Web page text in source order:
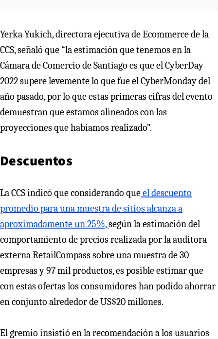
Yerka Yukich, directora ejecutiva de Ecommerce de la
CCS, señaló que “la estimación que tenemos en la
Cámara de Comercio de Santiago es que el CyberDay
2022 supere levemente lo que fue el CyberMonday del
año pasado, por lo que estas primeras cifras del evento
demuestran que estamos alineados con las
proyecciones que habíamos realizado”.
Descuentos
La CCS indicó que considerando queel descuento
promedio para una muestra de sitios alcanza a
aproximadamente un 25%,según la estimación del
comportamiento de precios realizada por la auditora
externa RetailCompass sobre una muestra de 30
empresas y 97 mil productos, es posible estimar que
con estas ofertas los consumidores han podido ahorrar
en conjunto alrededor de US$20 millones.
El gremio insistió en la recomendación a los usuarios